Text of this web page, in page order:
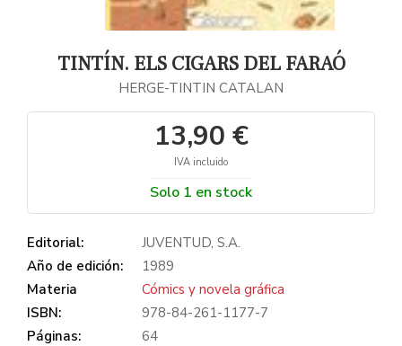
TINTÍN. ELS CIGARS DEL FARAÓ
HERGE-TINTIN CATALAN
13,90 €
IVA incluido
Solo 1 en stock
Editorial:
JUVENTUD, S.A.
Año de edición:
1989
Materia
Cómics y novela gráfica
ISBN:
978-84-261-1177-7
Páginas:
64